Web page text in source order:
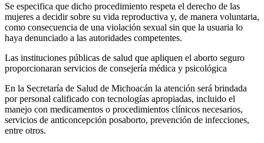
Se especifica que dicho procedimiento respeta el derecho de las
mujeres a decidir sobre su vida reproductiva y, de manera voluntaria,
como consecuencia de una violación sexual sin que la usuaria lo
haya denunciado a las autoridades competentes.
Las instituciones públicas de salud que apliquen el aborto seguro
proporcionaran servicios de consejería médica y psicológica
En la Secretaría de Salud de Michoacán la atención será brindada
por personal calificado con tecnologías apropiadas, incluido el
manejo con medicamentos o procedimientos clínicos necesarios,
servicios de anticoncepción posaborto, prevención de infecciones,
entre otros.